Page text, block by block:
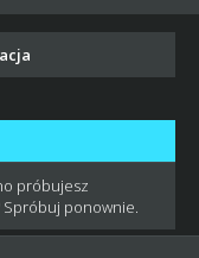
próbujesz
Spróbuj ponownie.